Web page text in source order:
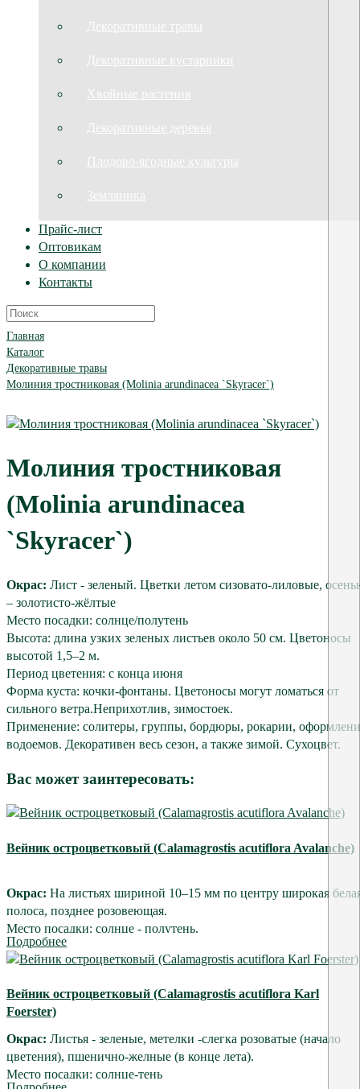
Декоративные травы
Декоративные кустарники
Хвойные растения
Декоративные деревья
Плодово-ягодные культуры
Земляника
Прайс-лист
Оптовикам
О компании
Контакты
Главная
Каталог
Декоративные травы
Молиния тростниковая (Molinia arundinacea `Skyracer`)
Молиния тростниковая
(Molinia arundinacea
`Skyracer`)
Окрас: Лист - зеленый. Цветки летом сизовато-лиловые,
– золотисто-жёлтые
Место посадки: солнце/полутень
Высота: длина узких зеленых листьев около 50 см. Цветоносы
высотой 1,5–2 м.
Период цветения: с конца июня
Форма куста: кочки-фонтаны. Цветоносы могут ломаться от
сильного ветра.Неприхотлив, зимостоек.
Применение: солитеры, группы, бордюры, рокарии,
водоемов. Декоративен весь сезон, а также зимой. Сухоцвет.
Вас может заинтересовать:
Вейник остроцветковый (Calamagrostis acutiflora Avalanche)
Окрас: На листьях шириной 10–15 мм по центру широкая
полоса, позднее розовеющая.
Место посадки: солнце - полутень.
Высота: 150 - 160 см
Ширина: 50 см. Форма куста - расходящаяся неплотная
зимостойкий.
Применение: используется как акцент, невысокий экран.
Используйтся в качестве фона для роз и других многолетников.
Подробнее
Вейник остроцветковый (Calamagrostis acutiflora Karl
Foerster)
Окрас: Листья - зеленые, метелки -слегка розоватые (начало
цветения), пшенично-желные (в конце лета).
Место посадки: солнце-тень